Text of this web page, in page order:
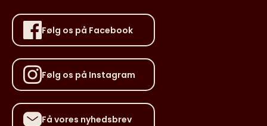
Følg os på Facebook
Følg os på Instagram
Få vores nyhedsbrev